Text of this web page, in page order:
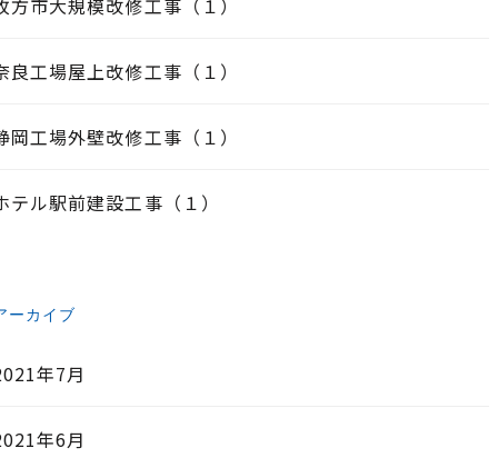
方市大規模改修工事（１）
良工場屋上改修工事（１）
岡工場外壁改修工事（１）
テル駅前建設工事（１）
ーカイブ
年7月
年6月